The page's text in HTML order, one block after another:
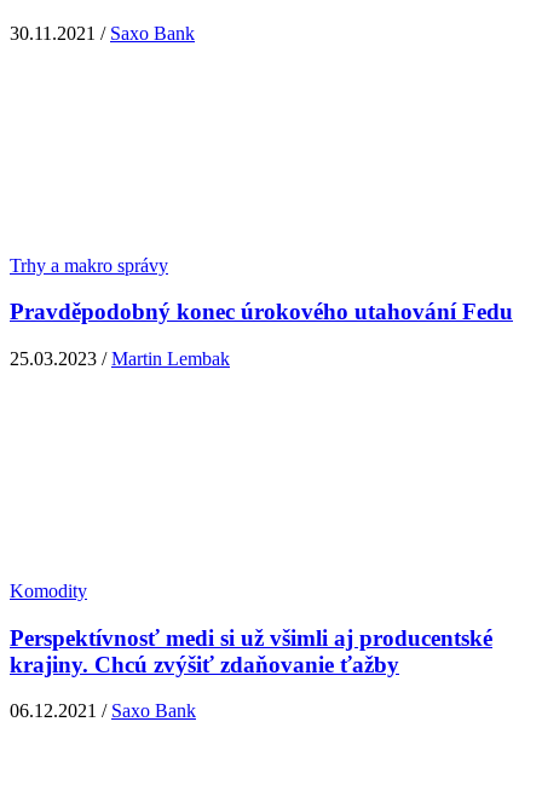
30.11.2021 / Saxo Bank
Trhy a makro správy
Pravděpodobný konec úrokového utahování Fedu
25.03.2023 /Martin Lembak
Komodity
Perspektívnosť medi si už všimli aj producentské
krajiny. Chcú zvýšiť zdaňovanie ťažby
06.12.2021 / Saxo Bank